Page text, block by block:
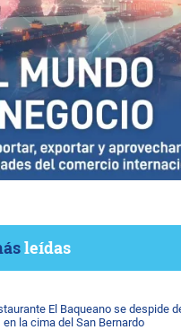
leídas
El Baqueano se despide
en la cima del San Bernardo